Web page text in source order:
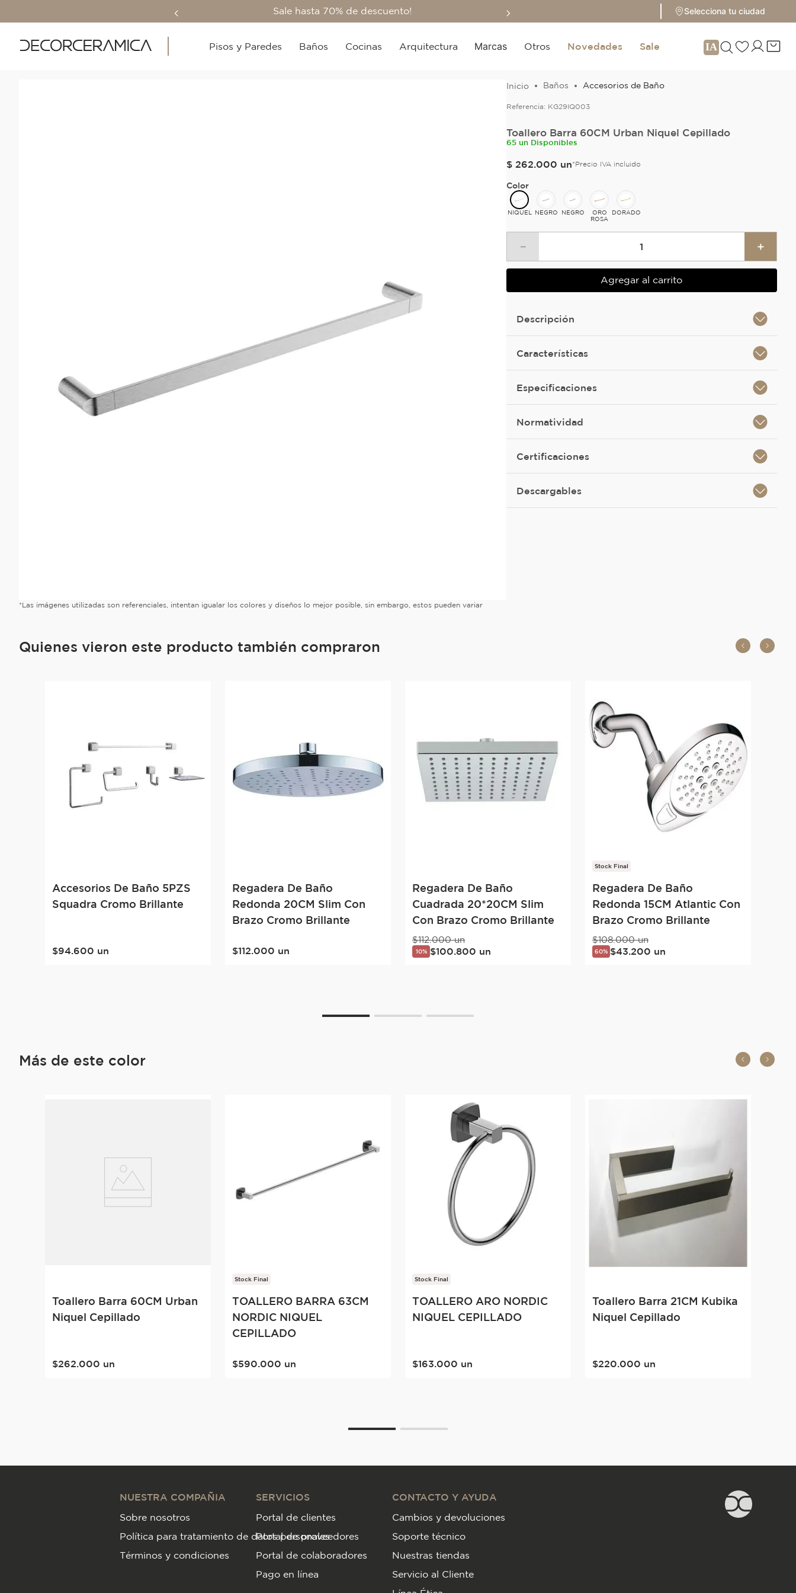
Sale hasta 70% de descuento! Selecciona tu ciudad
Pisos y Paredes Baños Cocinas Arquitectura Marcas Otros Novedades Sale
*Las imágenes utilizadas son referenciales, intentan igualar los colores y diseños lo mejor posible, sin embargo, estos pueden variar
Baños Accesorios de Baño
Referencia: KG29IQ003
Toallero Barra 60CM Urban Niquel Cepillado
65 un Disponibles
$ 262.000 un*Precio IVA incluido
Color
NIQUEL NEGRO NEGRO
ORO
ROSA
DORADO
＋
－
Agregar al carrito
Descripción
Características
Especificaciones
Normatividad
Certificaciones
Descargables
Quienes vieron este producto también compraron
Accesorios De Baño 5PZS
Squadra Cromo Brillante
$94 600 un
Regadera De Baño
Redonda 20CM Slim Con
Brazo Cromo Brillante
$112 000 un
Regadera De Baño
Cuadrada 20*20CM Slim
Con Brazo Cromo Brillante
$112.000 un
10% $100.800 un
Stock Final
Regadera De Baño
Redonda 15CM Atlantic Con
Brazo Cromo Brillante
$108.000 un
60% $43.200 un
Más de este color
Toallero Barra 60CM Urban
Niquel Cepillado
$262 000 un
Stock Final
TOALLERO BARRA 63CM
NORDIC NIQUEL
CEPILLADO
$590.000 un
Stock Final
TOALLERO ARO NORDIC
NIQUEL CEPILLADO
$163.000 un
Toallero Barra 21CM Kubika
Niquel Cepillado
$220.000 un
NUESTRA COMPAÑIA
Sobre nosotros
Política para tratamiento de datos personales
Términos y condiciones
SERVICIOS
Portal de clientes
Portal de proveedores
Portal de colaboradores
Pago en línea
CONTACTO Y AYUDA
Cambios y devoluciones
Soporte técnico
Nuestras tiendas
Servicio al Cliente